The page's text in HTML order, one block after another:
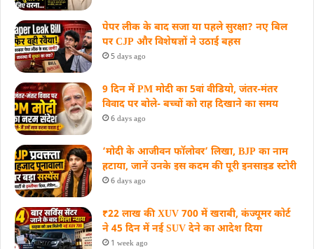
पेपर लीक के बाद सजा या पहले सुरक्षा? नए बिल
पर CJP और विशेषज्ञों ने उठाई बहस
5 days ago
9 दिन में PM मोदी का 5वां वीडियो, जंतर-मंतर
विवाद पर बोले- बच्चों को राह दिखाने का समय
6 days ago
‘मोदी के आजीवन फॉलोवर’ लिखा, BJP का नाम
हटाया, जानें उनके इस कदम की पूरी इनसाइड स्‍टोरी
6 days ago
₹22 लाख की XUV 700 में खराबी, कंज्यूमर कोर्ट
ने 45 दिन में नई SUV देने का आदेश दिया
1 week ago